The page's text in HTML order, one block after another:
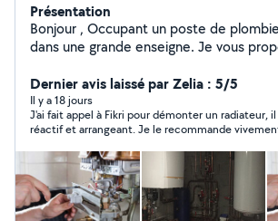
Présentation
Bonjour , Occupant un poste de plombier chauffagiste
dans une grande enseigne. Je vous
de tout type d'équipement thermique.
régulation . Installation de chaudière,
Alimentation en eau tout ce qui est en rapport avec le
confort de votre maison . Je propose également mes
services pour vous aider à améliorer
d'énergie. O778701929
Dernier avis laissé par Zelia : 5/5
Il y a 18 jours
J'ai fait appel à Fikri pour démonter un radiateur,
réactif et arrangeant. Je le recommande